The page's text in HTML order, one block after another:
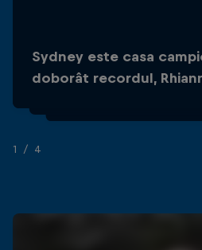
Sydney este casa
doborât recordul,
2024 marchează cel de-
consecutiv în care
găzduită "down under"!
1/4